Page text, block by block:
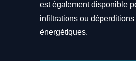
est également disponible
infiltrations ou déperditions
énergétiques.